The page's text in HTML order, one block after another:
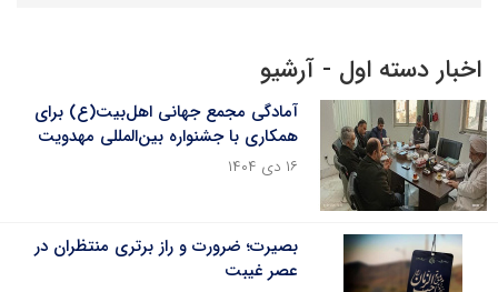
اخبار دسته اول - آرشیو
آمادگی مجمع جهانی اهل‌بیت(ع) برای
همکاری با جشنواره بین‌المللی مهدویت
۱۶ دی ۱۴۰۴
بصیرت؛ ضرورت و راز برتری منتظران در
عصر غیبت